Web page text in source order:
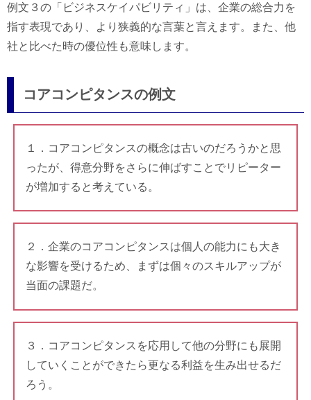
例文３の「ビジネスケイパビリティ」は、企業の総合力を
指す表現であり、より狭義的な言葉と言えます。また、他
社と比べた時の優位性も意味します。
コアコンピタンスの例文
１．コアコンピタンスの概念は古いのだろうかと思
ったが、得意分野をさらに伸ばすことでリピーター
が増加すると考えている。
２．企業のコアコンピタンスは個人の能力にも大き
な影響を受けるため、まずは個々のスキルアップが
当面の課題だ。
３．コアコンピタンスを応用して他の分野にも展開
していくことができたら更なる利益を生み出せるだ
ろう。